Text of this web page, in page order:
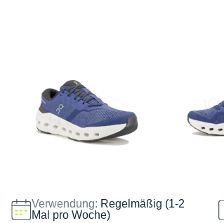
Verwendung: Regelmäßig (1-2
Mal pro Woche)